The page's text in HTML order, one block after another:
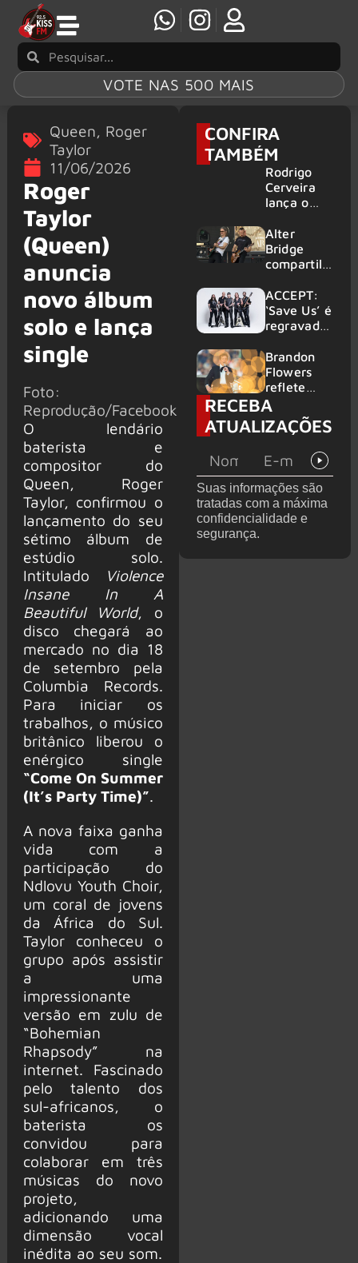
VOTE NAS 500 MAIS
Queen, Roger
Taylor
11/06/2026
Roger
Taylor
(Queen)
anuncia
novo álbum
solo e lança
single
Foto:
Reprodução/Facebook
O lendário
baterista e
compositor do
Queen, Roger
Taylor, confirmou o
lançamento do seu
sétimo álbum de
estúdio solo.
Intitulado
Violence
Insane In A
Beautiful World, o
disco chegará ao
mercado no dia 18
de setembro pela
Columbia Records.
Para iniciar os
trabalhos, o músico
britânico liberou o
enérgico single
“Come On Summer
(It’s Party Time)”.
A nova faixa ganha
vida com a
participação do
Ndlovu Youth Choir,
um coral de jovens
da África do Sul.
Taylor conheceu o
grupo após assistir
a uma
impressionante
versão em zulu de
“Bohemian
Rhapsody” na
internet. Fascinado
pelo talento dos
sul-africanos, o
baterista os
convidou para
colaborar em três
músicas do novo
projeto,
adicionando uma
dimensão vocal
inédita ao seu som.
CONFIRA
TAMBÉM
Rodrigo
Cerveira
lança o
Searcher”
Alter
Bridge
compartilh
vivo de
“Fortress”
gravada
am Ring
2026
ACCEPT:
‘Save Us’ é
regravada
membros
do GHOST
e KORN
Brandon
Flowers
reflete
sobre o
futuro e
levanta
de de
deixar os
palcos
RECEBA
ATUALIZAÇÕES
Suas informações são
tratadas com a máxima
confidencialidade e
segurança.